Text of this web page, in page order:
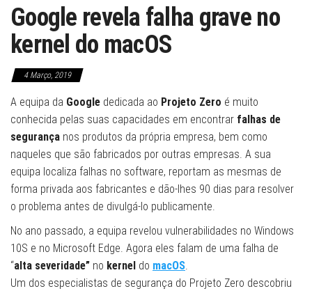
Google revela falha grave no
kernel do macOS
4 Março, 2019
A equipa da Google dedicada ao Projeto Zero é muito
conhecida pelas suas capacidades em encontrar falhas de
segurança nos produtos da própria empresa, bem como
naqueles que são fabricados por outras empresas. A sua
equipa localiza falhas no software, reportam as mesmas de
forma privada aos fabricantes e dão-lhes 90 dias para resolver
o problema antes de divulgá-lo publicamente.
No ano passado, a equipa revelou vulnerabilidades no Windows
10S e no Microsoft Edge. Agora eles falam de uma falha de
“alta severidade” no kernel do macOS.
Um dos especialistas de segurança do Projeto Zero descobriu